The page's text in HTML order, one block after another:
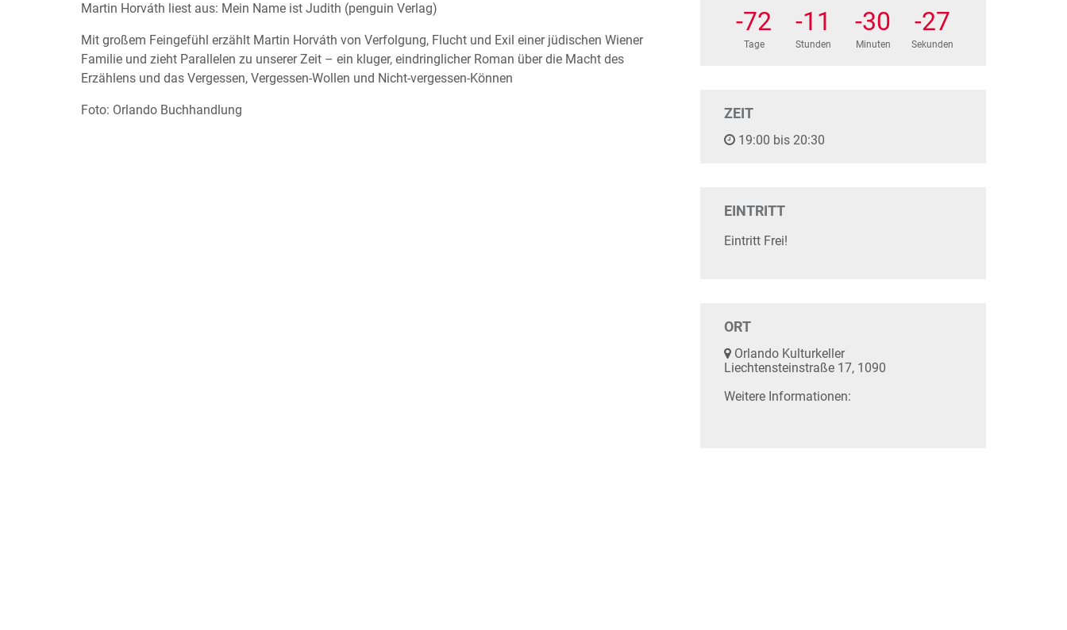
Martin Horváth liest aus: Mein Name ist Judith (penguin Verlag)
Mit großem Feingefühl erzählt Martin Horváth von Verfolgung, Flucht und Exil einer jüdischen Wiener
Familie und zieht Parallelen zu unserer Zeit – ein kluger, eindringlicher Roman über die Macht des
Erzählens und das Vergessen, Vergessen-Wollen und Nicht-vergessen-Können
Foto: Orlando Buchhandlung
-72
Tage
-11
Stunden
-30
Minuten
-27
Sekunden
ZEIT
19:00 bis 20:30
EINTRITT
Eintritt Frei!
ORT
Orlando Kulturkeller
Liechtensteinstraße 17, 1090
Weitere Informationen: